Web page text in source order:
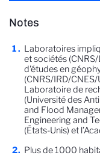
Notes
Laboratoires
et sociétés
d'études en
(CNRS/IRD/
Laboratoire de
(Université des
and Flood
Engineering and
(États-Unis) et
Plus de 1000